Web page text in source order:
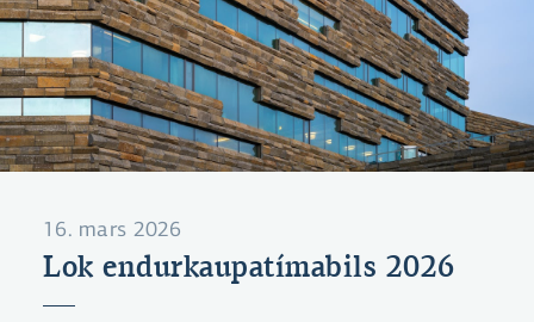
16. mars 2026
Lok endurkaupatímabils 2026